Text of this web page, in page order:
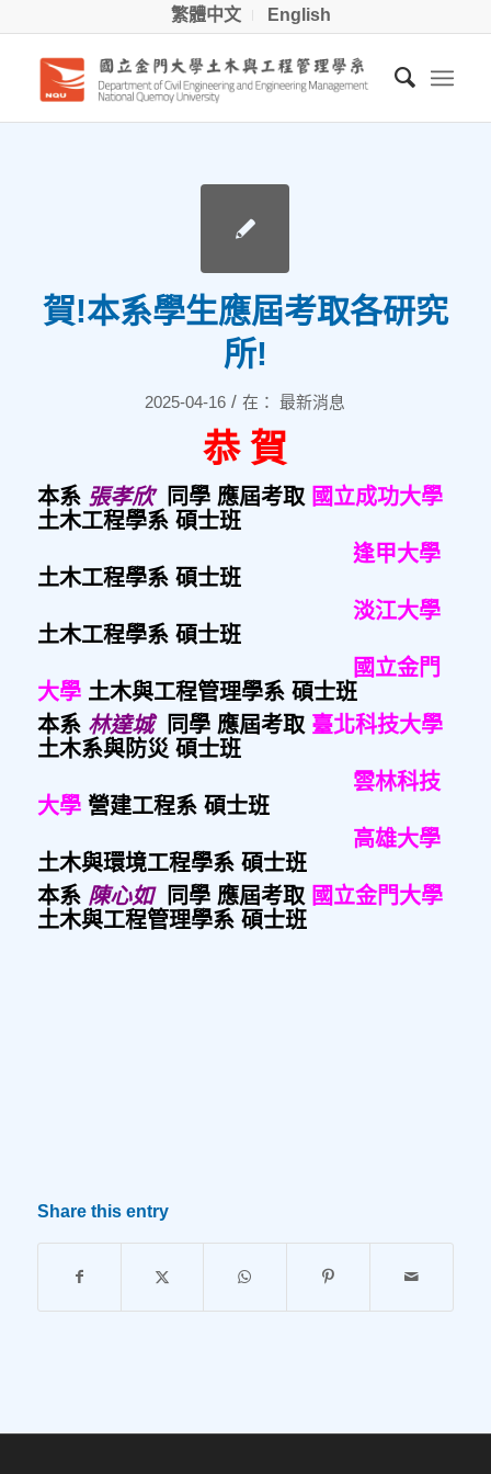
繁體中文 English
賀!本系學生應屆考取各研究
所!
2025-04-16 / 在： 最新消息
恭 賀
本系 張孝欣 同學 應屆考取 國立成功大學
土木工程學系 碩士班
逢甲大學
土木工程學系 碩士班
淡江大學
土木工程學系 碩士班
國立金門
大學 土木與工程管理學系 碩士班
本系 林達城 同學 應屆考取 臺北科技大學
土木系與防災 碩士班
雲林科技
大學營建工程系 碩士班
高雄大學
土木與環境工程學系 碩士班
本系 陳心如 同學 應屆考取 國立金門大學
土木與工程管理學系 碩士班
Share this entry